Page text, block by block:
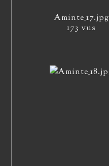
Aminte_17.jpg
173 vus